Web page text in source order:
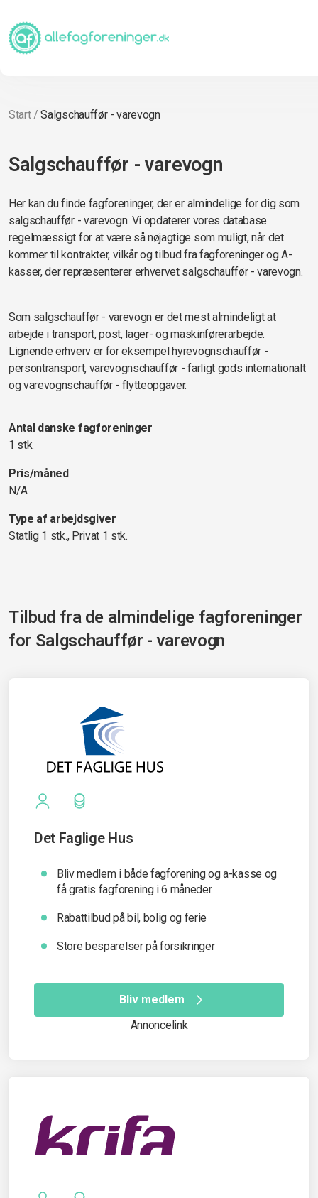
Start/Salgschauffør - varevogn
Salgschauffør - varevogn
Her kan du finde fagforeninger, der er almindelige for dig som
salgschauffør - varevogn. Vi opdaterer vores database
regelmæssigt for at være så nøjagtige som muligt, når det
kommer til kontrakter, vilkår og tilbud fra fagforeninger og A-
kasser, der repræsenterer erhvervet salgschauffør - varevogn.
Som salgschauffør - varevogn er det mest almindeligt at
arbejde i transport, post, lager- og maskinførerarbejde.
Lignende erhverv er for eksempel hyrevognschauffør -
persontransport, varevognschauffør - farligt gods internationalt
og varevognschauffør - flytteopgaver.
Antal danske fagforeninger
1 stk.
Pris/måned
N/A
Type af arbejdsgiver
Statlig 1 stk., Privat 1 stk.
Tilbud fra de almindelige fagforeninger
for Salgschauffør - varevogn
Det Faglige Hus
Bliv medlem i både fagforening og a-kasse og
få gratis fagforening i 6 måneder.
Rabattilbud på bil, bolig og ferie
Store besparelser på forsikringer
Bliv medlem
Annoncelink